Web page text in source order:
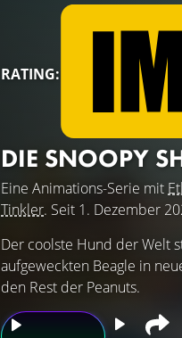
RATING:
DIE SNOOPY
Eine Animations-Serie mit
Tinkler. Seit 1. Dezember
Der coolste Hund der Welt
aufgeweckten Beagle in
den Rest der Peanuts.